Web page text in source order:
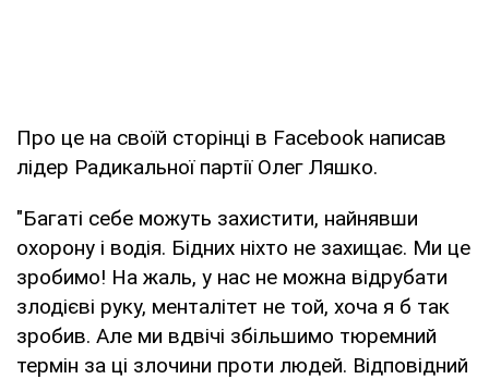
Про це на своїй сторінці в Facebook написав
лідер Радикальної партії Олег Ляшко.
"Багаті себе можуть захистити, найнявши
охорону і водія. Бідних ніхто не захищає. Ми це
зробимо! На жаль, у нас не можна відрубати
злодієві руку, менталітет не той, хоча я б так
зробив. Але ми вдвічі збільшимо тюремний
термін за ці злочини проти людей. Відповідний